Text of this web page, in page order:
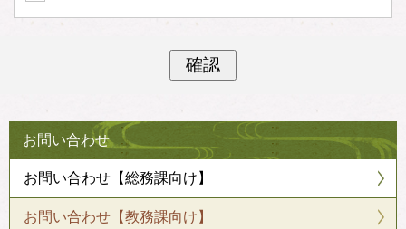
お問い合わせ
お問い合わせ【総務課向け】
お問い合わせ【教務課向け】